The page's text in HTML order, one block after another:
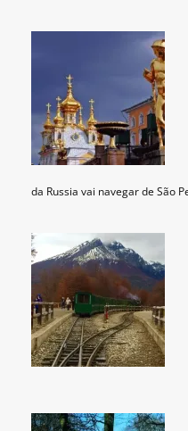
da Russia vai navegar de São